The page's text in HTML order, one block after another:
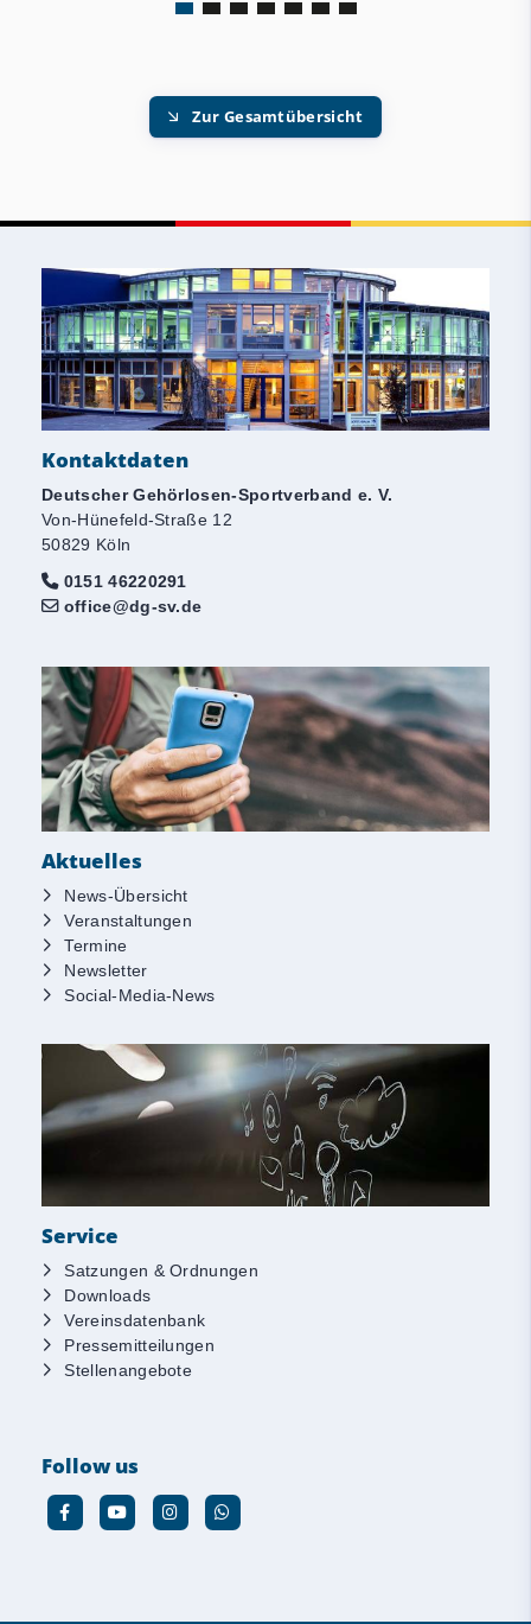
Zur Gesamtübersicht
Kontaktdaten
Deutscher Gehörlosen-Sportverband e. V.
Von-Hünefeld-Straße 12
50829 Köln
0151 46220291
office@dg-sv.de
Aktuelles
News-Übersicht
Veranstaltungen
Termine
Newsletter
Social-Media-News
Service
Satzungen & Ordnungen
Downloads
Vereinsdatenbank
Pressemitteilungen
Stellenangebote
Follow us